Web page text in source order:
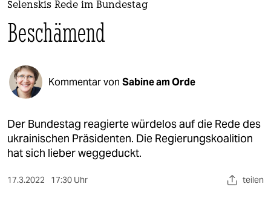
politik
öko
gesellschaft
kultur
sport
berlin
Selenskis Rede im Bundestag
Beschämend
Kommentar von Sabine am Orde
Der Bundestag reagierte würdelos auf die Rede des
ukrainischen Präsidenten. Die Regierungskoalition
hat sich lieber weggeduckt.
17.3.2022 17:30 Uhr teilen